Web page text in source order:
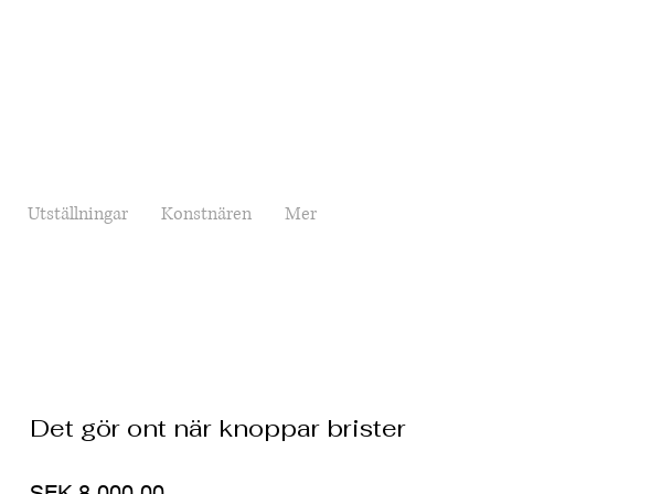
Utställningar Konstnären Mer
Det gör ont när knoppar brister